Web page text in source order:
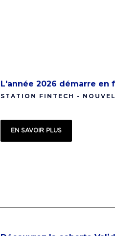
L'année 2026 démarre en
STATION FINTECH -
EN SAVOIR PLUS